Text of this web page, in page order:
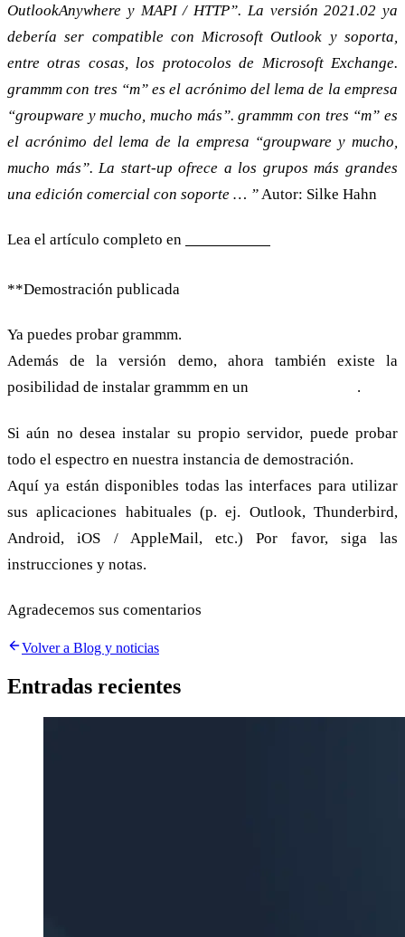
OutlookAnywhere y MAPI / HTTP”. La versión 2021.02 ya
debería ser compatible con Microsoft Outlook y soporta,
entre otras cosas, los protocolos de Microsoft Exchange.
grammm con tres “m” es el acrónimo del lema de la empresa
“groupware y mucho, mucho más”. grammm con tres “m” es
el acrónimo del lema de la empresa “groupware y mucho,
mucho más”. La start-up ofrece a los grupos más grandes
una edición comercial con soporte … ”Autor: Silke Hahn
Lea el artículo completo en
**Demostración publicada
Ya puedes probar grammm.
Además de la versión demo, ahora también existe la
posibilidad de instalar grammm en un
.
Si aún no desea instalar su propio servidor, puede probar
todo el espectro en nuestra instancia de demostración.
Aquí ya están disponibles todas las interfaces para utilizar
sus aplicaciones habituales (p. ej. Outlook, Thunderbird,
Android, iOS / AppleMail, etc.) Por favor, siga las
instrucciones y notas.
Agradecemos sus comentarios
Volver a Blog y noticias
Entradas recientes